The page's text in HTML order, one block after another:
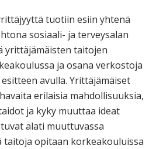
tuotiin esiin yhtenä
sosiaali- ja terveysalan
yrittäjämäisten taitojen
ja osana verkostoja
avulla. Yrittäjämäiset
erilaisia mahdollisuuksia,
ja kyky muuttaa ideat
alati muuttuvassa
taitoja opitaan korkeakouluissa